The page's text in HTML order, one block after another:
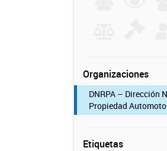
Organizaciones
DNRPA – Dirección
Propiedad
Etiquetas